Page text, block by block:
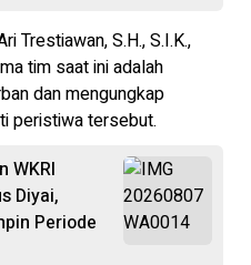
Trestiawan, S.H., S.I.K.,
tim saat ini adalah
dan mengungkap
peristiwa tersebut.
WKRI
Diyai,
Periode